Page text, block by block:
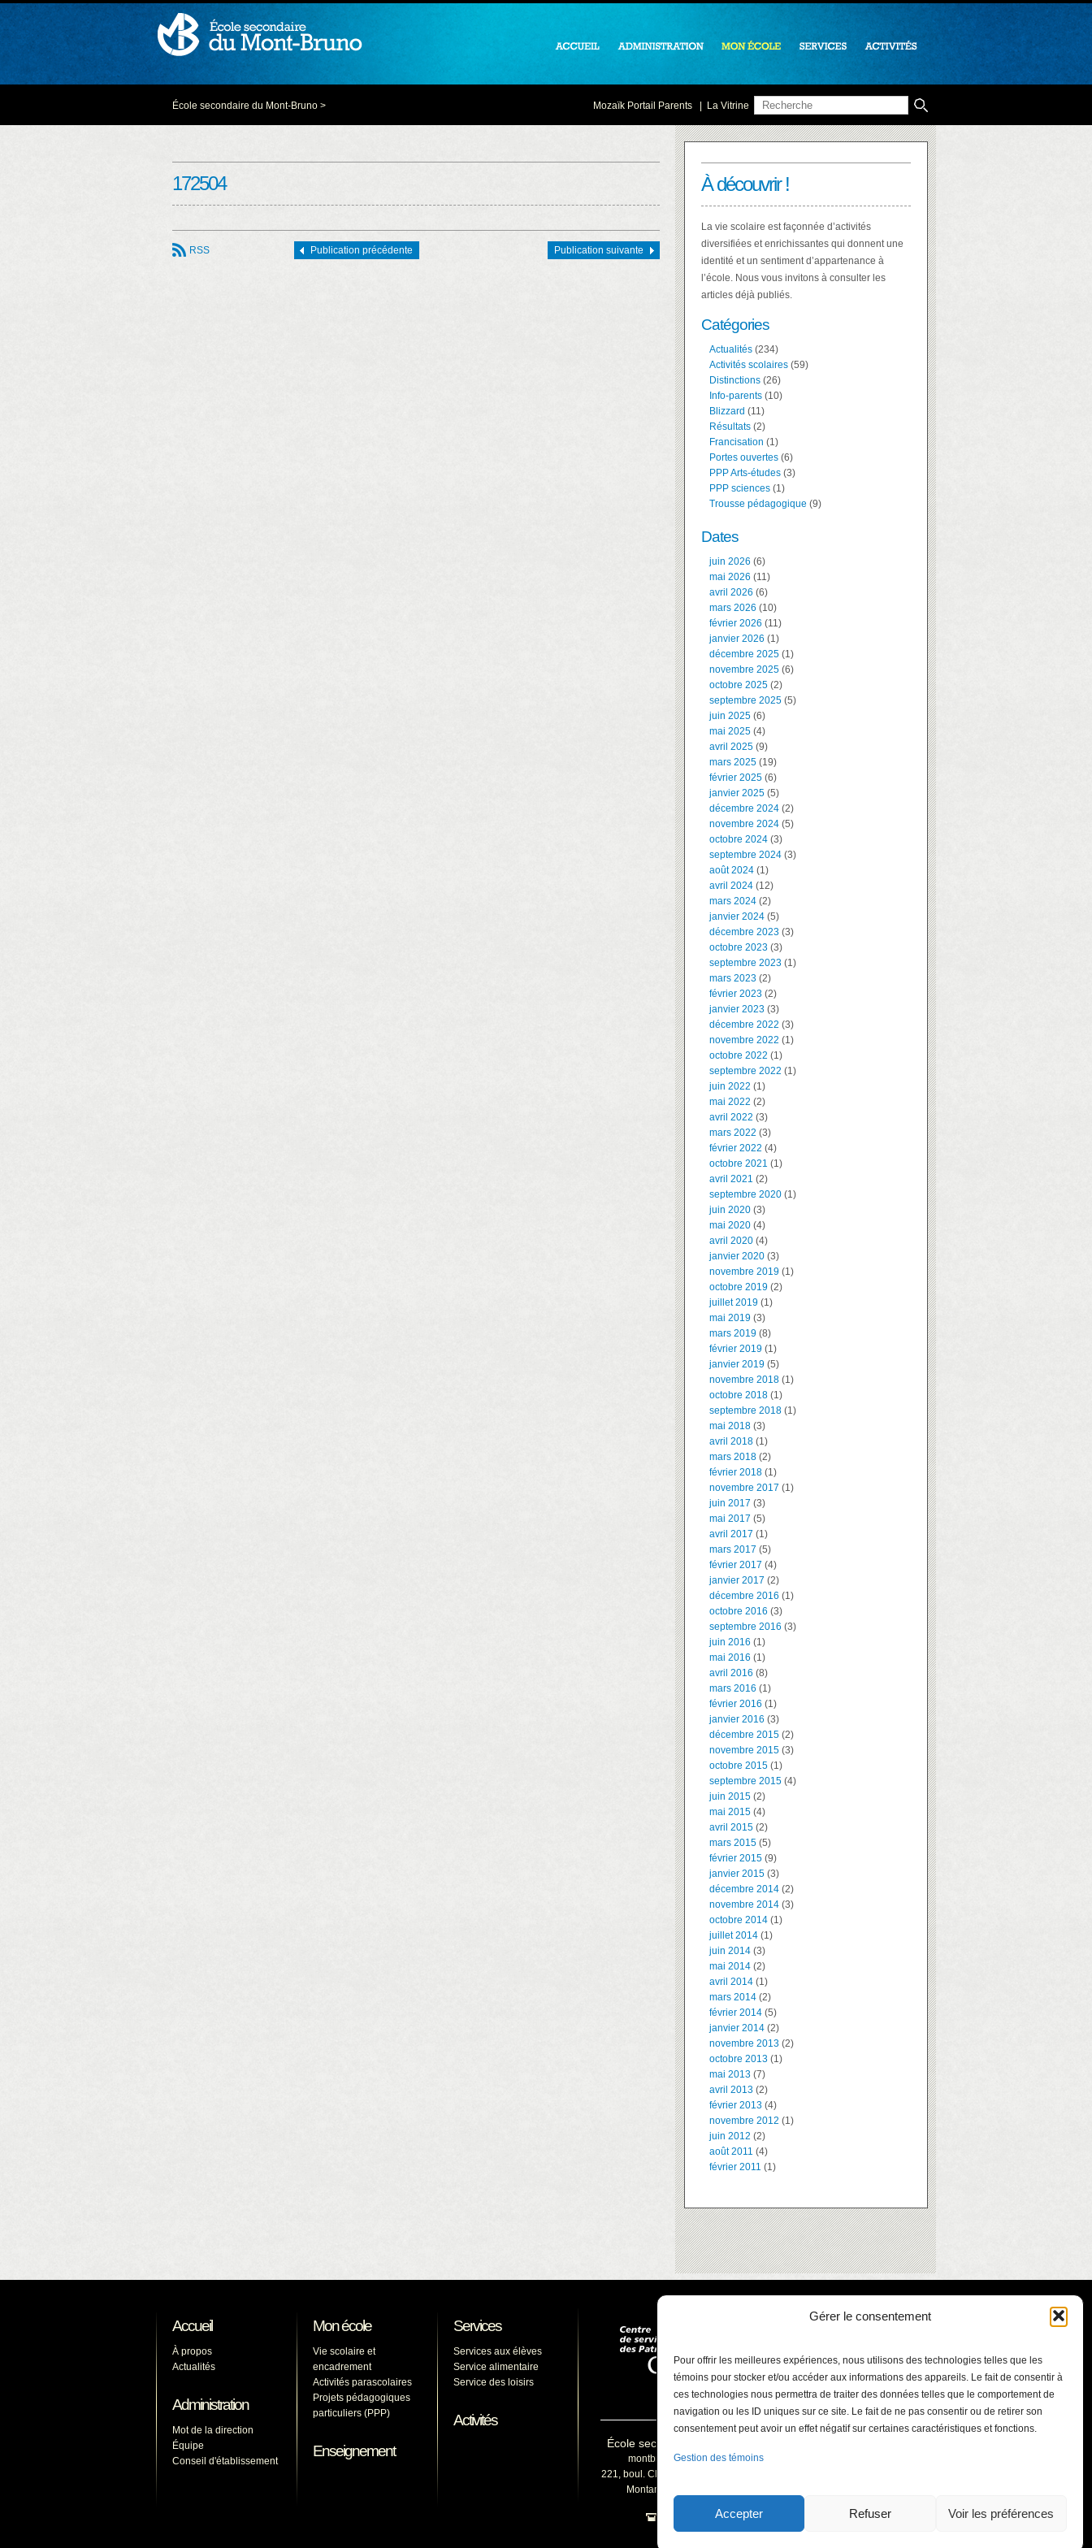
Gérer le consentement
Pour offrir les meilleures expériences, nous utilisons des technologies telles que les
témoins pour stocker et/ou accéder aux informations des appareils. Le fait de consentir à
ces technologies nous permettra de traiter des données telles que le comportement de
navigation ou les ID uniques sur ce site. Le fait de ne pas consentir ou de retirer son
consentement peut avoir un effet négatif sur certaines caractéristiques et fonctions.
Gestion des témoins
Accepter Refuser Voir les préférences
École secondaire du Mont-Bruno > Mozaïk Portail Parents La Vitrine
172504
RSS Publication précédente Publication suivante
À découvrir !
La vie scolaire est façonnée d’activités
diversifiées et enrichissantes qui donnent une
identité et un sentiment d’appartenance à
l’école. Nous vous invitons à consulter les
articles déjà publiés.
Catégories
Actualités (234)
Activités scolaires (59)
Distinctions (26)
Info-parents (10)
Blizzard (11)
Résultats (2)
Francisation (1)
Portes ouvertes (6)
PPP Arts-études (3)
PPP sciences (1)
Trousse pédagogique (9)
Dates
juin 2026 (6)
mai 2026 (11)
avril 2026 (6)
mars 2026 (10)
février 2026 (11)
janvier 2026 (1)
décembre 2025 (1)
novembre 2025 (6)
octobre 2025 (2)
septembre 2025 (5)
juin 2025 (6)
mai 2025 (4)
avril 2025 (9)
mars 2025 (19)
février 2025 (6)
janvier 2025 (5)
décembre 2024 (2)
novembre 2024 (5)
octobre 2024 (3)
septembre 2024 (3)
août 2024 (1)
avril 2024 (12)
mars 2024 (2)
janvier 2024 (5)
décembre 2023 (3)
octobre 2023 (3)
septembre 2023 (1)
mars 2023 (2)
février 2023 (2)
janvier 2023 (3)
décembre 2022 (3)
novembre 2022 (1)
octobre 2022 (1)
septembre 2022 (1)
juin 2022 (1)
mai 2022 (2)
avril 2022 (3)
mars 2022 (3)
février 2022 (4)
octobre 2021 (1)
avril 2021 (2)
septembre 2020 (1)
juin 2020 (3)
mai 2020 (4)
avril 2020 (4)
janvier 2020 (3)
novembre 2019 (1)
octobre 2019 (2)
juillet 2019 (1)
mai 2019 (3)
mars 2019 (8)
février 2019 (1)
janvier 2019 (5)
novembre 2018 (1)
octobre 2018 (1)
septembre 2018 (1)
mai 2018 (3)
avril 2018 (1)
mars 2018 (2)
février 2018 (1)
novembre 2017 (1)
juin 2017 (3)
mai 2017 (5)
avril 2017 (1)
mars 2017 (5)
février 2017 (4)
janvier 2017 (2)
décembre 2016 (1)
octobre 2016 (3)
septembre 2016 (3)
juin 2016 (1)
mai 2016 (1)
avril 2016 (8)
mars 2016 (1)
février 2016 (1)
janvier 2016 (3)
décembre 2015 (2)
novembre 2015 (3)
octobre 2015 (1)
septembre 2015 (4)
juin 2015 (2)
mai 2015 (4)
avril 2015 (2)
mars 2015 (5)
février 2015 (9)
janvier 2015 (3)
décembre 2014 (2)
novembre 2014 (3)
octobre 2014 (1)
juillet 2014 (1)
juin 2014 (3)
mai 2014 (2)
avril 2014 (1)
mars 2014 (2)
février 2014 (5)
janvier 2014 (2)
novembre 2013 (2)
octobre 2013 (1)
mai 2013 (7)
avril 2013 (2)
février 2013 (4)
novembre 2012 (1)
juin 2012 (2)
août 2011 (4)
février 2011 (1)
Accueil
À propos
Actualités
Administration
Mot de la direction
Équipe
Conseil d'établissement
Mon école
Vie scolaire et
encadrement
Activités parascolaires
Projets pédagogiques
particuliers (PPP)
Enseignement
Services
Services aux élèves
Service alimentaire
Service des loisirs
Activités
École secondaire du Mont-Bruno
montbruno@cssp.gouv.qc.ca
221, boul. Clairevue Est, Saint-Bruno-de-
Montarville (Québec) J3V 5J3
450 653-1541